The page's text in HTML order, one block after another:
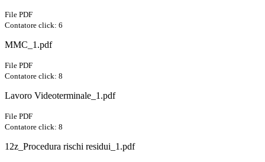
File PDF
Contatore click: 6
MMC_1.pdf
File PDF
Contatore click: 8
Lavoro Videoterminale_1.pdf
File PDF
Contatore click: 8
12z_Procedura rischi residui_1.pdf